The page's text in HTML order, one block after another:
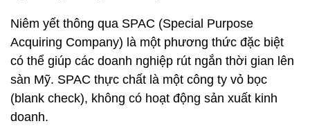
Niêm yết thông qua SPAC (Special Purpose
Acquiring Company) là một phương thức đặc biệt
có thể giúp các doanh nghiệp rút ngắn thời gian lên
sàn Mỹ. SPAC thực chất là một công ty vỏ bọc
(blank check), không có hoạt động sản xuất kinh
doanh.